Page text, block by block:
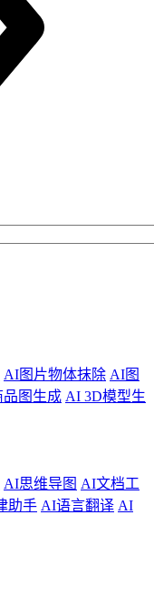
AI图片物体抹除 AI图
品图生成 AI 3D模型生
AI思维导图 AI文档工
助手 AI语言翻译 AI